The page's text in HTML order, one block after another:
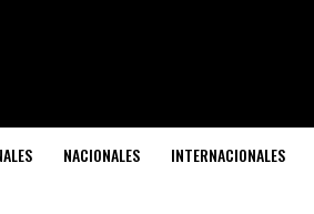
NACIONALES INTERNACIONALES